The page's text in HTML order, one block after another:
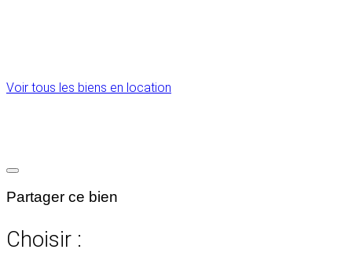
Voir tous les biens en location
Partager ce bien
Choisir :